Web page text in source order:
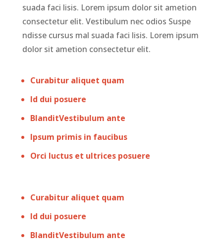
suada faci lisis. Lorem ipsum dolor sit ametion
consectetur elit. Vestibulum nec odios Suspe
ndisse cursus mal suada faci lisis. Lorem ipsum
dolor sit ametion consectetur elit.
Curabitur aliquet quam
Id dui posuere
BlanditVestibulum ante
Ipsum primis in faucibus
Orci luctus et ultrices posuere
Curabitur aliquet quam
Id dui posuere
BlanditVestibulum ante